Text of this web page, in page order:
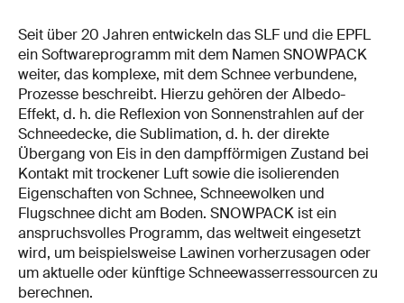
Seit über 20 Jahren entwickeln das SLF und die EPFL
ein Softwareprogramm mit dem Namen SNOWPACK
weiter, das komplexe, mit dem Schnee verbundene,
Prozesse beschreibt. Hierzu gehören der Albedo-
Effekt, d. h. die Reflexion von Sonnenstrahlen auf der
Schneedecke, die Sublimation, d. h. der direkte
Übergang von Eis in den dampfförmigen Zustand bei
Kontakt mit trockener Luft sowie die isolierenden
Eigenschaften von Schnee, Schneewolken und
Flugschnee dicht am Boden. SNOWPACK ist ein
anspruchsvolles Programm, das weltweit eingesetzt
wird, um beispielsweise Lawinen vorherzusagen oder
um aktuelle oder künftige Schneewasserressourcen zu
berechnen.